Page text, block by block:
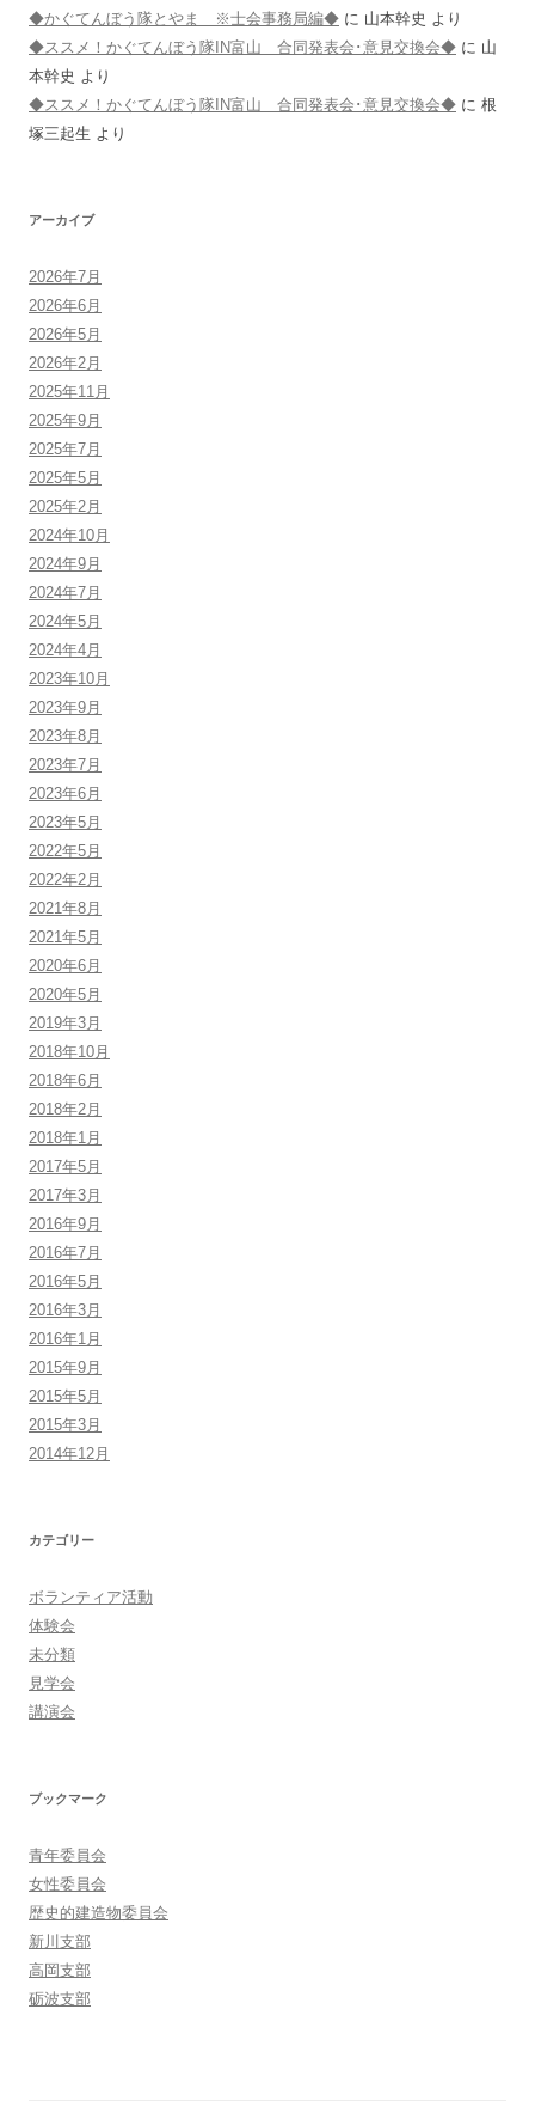
◆かぐてんぼう隊とやま ※士会事務局編◆ に 山本幹史 より
◆ススメ！かぐてんぼう隊IN富山 合同発表会･意見交換会◆ に 山
本幹史 より
◆ススメ！かぐてんぼう隊IN富山 合同発表会･意見交換会◆ に 根
塚三起生 より
アーカイブ
2026年7月
2026年6月
2026年5月
2026年2月
2025年11月
2025年9月
2025年7月
2025年5月
2025年2月
2024年10月
2024年9月
2024年7月
2024年5月
2024年4月
2023年10月
2023年9月
2023年8月
2023年7月
2023年6月
2023年5月
2022年5月
2022年2月
2021年8月
2021年5月
2020年6月
2020年5月
2019年3月
2018年10月
2018年6月
2018年2月
2018年1月
2017年5月
2017年3月
2016年9月
2016年7月
2016年5月
2016年3月
2016年1月
2015年9月
2015年5月
2015年3月
2014年12月
カテゴリー
ボランティア活動
体験会
未分類
見学会
講演会
ブックマーク
青年委員会
女性委員会
歴史的建造物委員会
新川支部
高岡支部
砺波支部